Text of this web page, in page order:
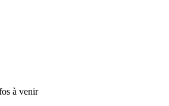
à venir